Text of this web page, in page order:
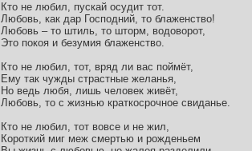
Кто не любил, пускай осудит тот.
Любовь, как дар Господний, то блаженство!
Любовь – то штиль, то шторм, водоворот,
Это покоя и безумия блаженство.
Кто не любил, тот, вряд ли вас поймёт,
Ему так чужды страстные желанья,
Но ведь любя, лишь человек живёт,
Любовь, то с жизнью краткосрочное свиданье.
Кто не любил, тот вовсе и не жил,
Короткий миг меж смертью и рожденьем